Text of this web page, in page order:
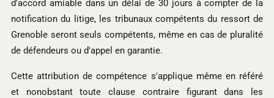
d'accord amiable dans un délai de 30 jours à compter de la
notification du litige, les tribunaux compétents du ressort de
Grenoble seront seuls compétents, même en cas de pluralité
de défendeurs ou d'appel en garantie.
Cette attribution de compétence s'applique même en référé
et nonobstant toute clause contraire figurant dans les